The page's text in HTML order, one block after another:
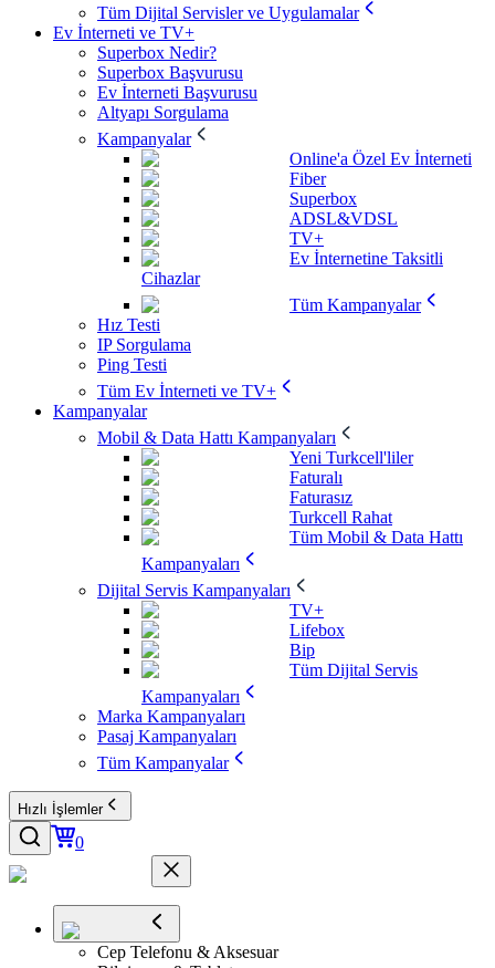
Tüm Dijital Servisler ve Uygulamalar
Ev İnterneti ve TV+
Superbox Nedir?
Superbox Başvurusu
Ev İnterneti Başvurusu
Altyapı Sorgulama
Kampanyalar
Online'a Özel Ev İnterneti
Fiber
Superbox
ADSL&VDSL
TV+
Ev İnternetine Taksitli
Cihazlar
Tüm Kampanyalar
Hız Testi
IP Sorgulama
Ping Testi
Tüm Ev İnterneti ve TV+
Kampanyalar
Mobil & Data Hattı Kampanyaları
Yeni Turkcell'liler
Faturalı
Faturasız
Turkcell Rahat
Tüm Mobil & Data Hattı
Kampanyaları
Dijital Servis Kampanyaları
TV+
Lifebox
Bip
Tüm Dijital Servis
Kampanyaları
Marka Kampanyaları
Pasaj Kampanyaları
Tüm Kampanyalar
Hızlı İşlemler
0
Cep Telefonu & Aksesuar